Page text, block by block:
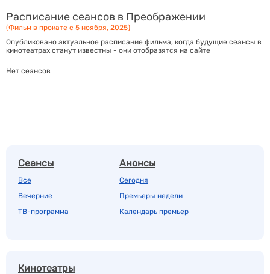
Расписание сеансов в Преображении
(Фильм в прокате с 5 ноября, 2025)
Опубликовано актуальное расписание фильма, когда будущие сеансы в
кинотеатрах станут известны - они отобразятся на сайте
Нет сеансов
Сеансы
Все
Вечерние
ТВ-программа
Анонсы
Сегодня
Премьеры недели
Календарь премьер
Кинотеатры